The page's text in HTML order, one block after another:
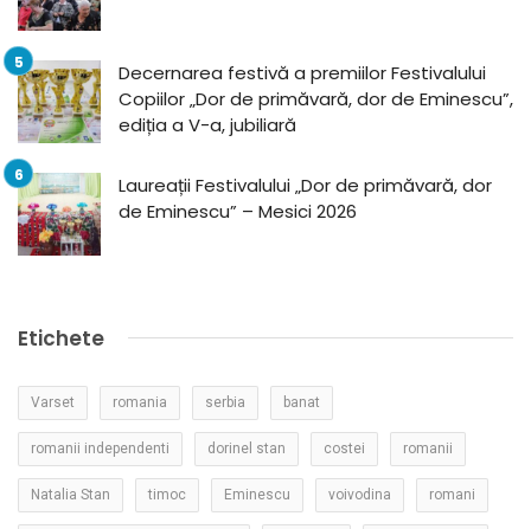
Decernarea festivă a premiilor Festivalului
Copiilor „Dor de primăvară, dor de Eminescu”,
ediția a V-a, jubiliară
Laureații Festivalului „Dor de primăvară, dor
de Eminescu” – Mesici 2026
Etichete
Varset romania serbia banat
romanii independenti dorinel stan costei romanii
Natalia Stan timoc Eminescu voivodina romani